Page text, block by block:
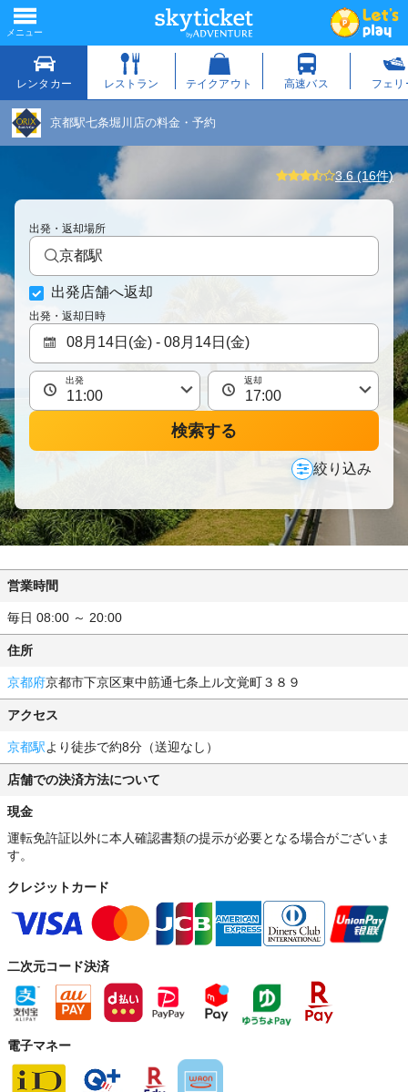
京都駅七条堀川店の料金・予約
3.6 (16件)
出発・返却場所
京都駅
出発店舗へ返却
出発・返却日時
出発 返却
検索する
絞り込み
営業時間
毎日 08:00 ～ 20:00
住所
京都府京都市下京区東中筋通七条上ル文覚町３８９
アクセス
京都駅より徒歩で約8分（送迎なし）
店舗での決済方法について
現金
運転免許証以外に本人確認書類の提示が必要となる場合がございま
す。
クレジットカード
二次元コード決済
電子マネー